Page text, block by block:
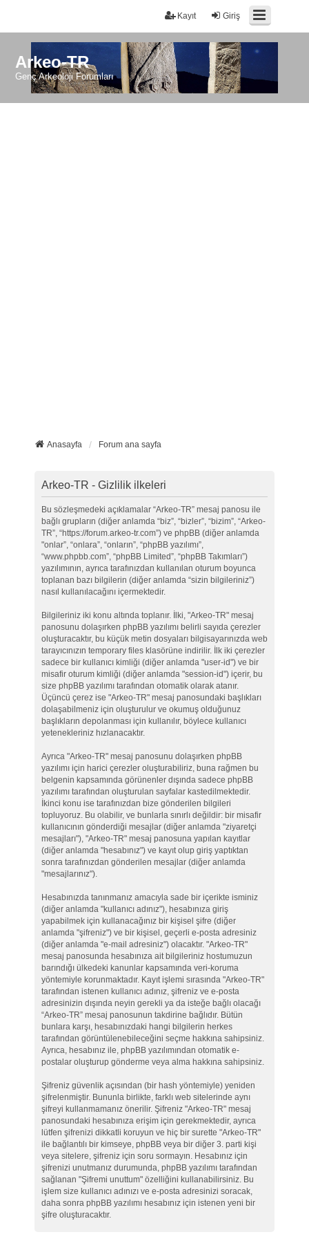
Giriş
Kayıt
Arkeo-TR
Genç Arkeoloji Forumları
Anasayfa Forum ana sayfa
Arkeo-TR - Gizlilik ilkeleri
Bu sözleşmedeki açıklamalar “Arkeo-TR” mesaj panosu ile
bağlı grupların (diğer anlamda “biz”, “bizler”, “bizim”, “Arkeo-
TR”, “https://forum.arkeo-tr.com”) ve phpBB (diğer anlamda
"onlar”, “onlara”, “onların”, “phpBB yazılımı”,
“www.phpbb.com”, “phpBB Limited”, “phpBB Takımları”)
yazılımının, ayrıca tarafınızdan kullanılan oturum boyunca
toplanan bazı bilgilerin (diğer anlamda “sizin bilgileriniz”)
nasıl kullanılacağını içermektedir.
Bilgileriniz iki konu altında toplanır. İlki, "Arkeo-TR" mesaj
panosunu dolaşırken phpBB yazılımı belirli sayıda çerezler
oluşturacaktır, bu küçük metin dosyaları bilgisayarınızda web
tarayıcınızın temporary files klasörüne indirilir. İlk iki çerezler
sadece bir kullanıcı kimliği (diğer anlamda "user-id") ve bir
misafir oturum kimliği (diğer anlamda "session-id") içerir, bu
size phpBB yazılımı tarafından otomatik olarak atanır.
Üçüncü çerez ise "Arkeo-TR" mesaj panosundaki başlıkları
dolaşabilmeniz için oluşturulur ve okumuş olduğunuz
başlıkların depolanması için kullanılır, böylece kullanıcı
yetenekleriniz hızlanacaktır.
Ayrıca "Arkeo-TR" mesaj panosunu dolaşırken phpBB
yazılımı için harici çerezler oluşturabiliriz, buna rağmen bu
belgenin kapsamında görünenler dışında sadece phpBB
yazılımı tarafından oluşturulan sayfalar kastedilmektedir.
İkinci konu ise tarafınızdan bize gönderilen bilgileri
topluyoruz. Bu olabilir, ve bunlarla sınırlı değildir: bir misafir
kullanıcının gönderdiği mesajlar (diğer anlamda "ziyaretçi
mesajları"), "Arkeo-TR" mesaj panosuna yapılan kayıtlar
(diğer anlamda "hesabınız") ve kayıt olup giriş yaptıktan
sonra tarafınızdan gönderilen mesajlar (diğer anlamda
"mesajlarınız").
Hesabınızda tanınmanız amacıyla sade bir içerikte isminiz
(diğer anlamda "kullanıcı adınız"), hesabınıza giriş
yapabilmek için kullanacağınız bir kişisel şifre (diğer
anlamda "şifreniz") ve bir kişisel, geçerli e-posta adresiniz
(diğer anlamda "e-mail adresiniz") olacaktır. "Arkeo-TR"
mesaj panosunda hesabınıza ait bilgileriniz hostumuzun
barındığı ülkedeki kanunlar kapsamında veri-koruma
yöntemiyle korunmaktadır. Kayıt işlemi sırasında "Arkeo-TR"
tarafından istenen kullanıcı adınız, şifreniz ve e-posta
adresinizin dışında neyin gerekli ya da isteğe bağlı olacağı
“Arkeo-TR” mesaj panosunun takdirine bağlıdır. Bütün
bunlara karşı, hesabınızdaki hangi bilgilerin herkes
tarafından görüntülenebileceğini seçme hakkına sahipsiniz.
Ayrıca, hesabınız ile, phpBB yazılımından otomatik e-
postalar oluşturup gönderme veya alma hakkına sahipsiniz.
Şifreniz güvenlik açısından (bir hash yöntemiyle) yeniden
şifrelenmiştir. Bununla birlikte, farklı web sitelerinde aynı
şifreyi kullanmamanız önerilir. Şifreniz "Arkeo-TR" mesaj
panosundaki hesabınıza erişim için gerekmektedir, ayrıca
lütfen şifrenizi dikkatli koruyun ve hiç bir surette "Arkeo-TR"
ile bağlantılı bir kimseye, phpBB veya bir diğer 3. parti kişi
veya sitelere, şifreniz için soru sormayın. Hesabınız için
şifrenizi unutmanız durumunda, phpBB yazılımı tarafından
sağlanan "Şifremi unuttum" özelliğini kullanabilirsiniz. Bu
işlem size kullanıcı adınızı ve e-posta adresinizi soracak,
daha sonra phpBB yazılımı hesabınız için istenen yeni bir
şifre oluşturacaktır.